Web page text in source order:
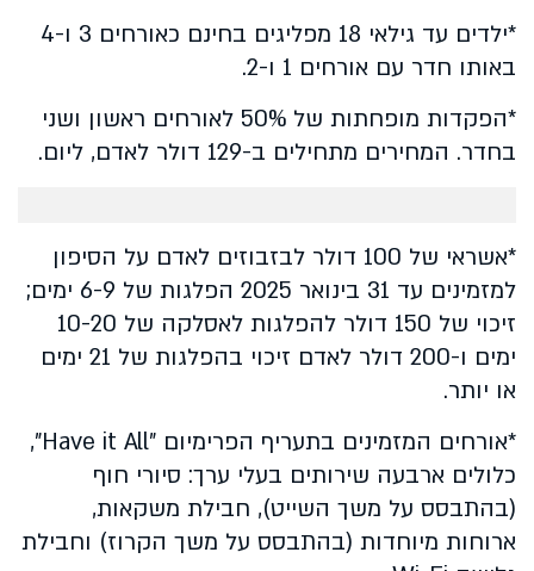
*ילדים עד גילאי 18 מפליגים בחינם כאורחים 3 ו-4
באותו חדר עם אורחים 1 ו-2.
*הפקדות מופחתות של 50% לאורחים ראשון ושני
בחדר. המחירים מתחילים ב-129 דולר לאדם, ליום.
*אשראי של 100 דולר לבזבוזים לאדם על הסיפון
למזמינים עד 31 בינואר 2025 הפלגות של 6-9 ימים;
זיכוי של 150 דולר להפלגות לאסלקה של 10-20
ימים ו-200 דולר לאדם זיכוי בהפלגות של 21 ימים
או יותר.
*אורחים המזמינים בתעריף הפרימיום "Have it All",
כלולים ארבעה שירותים בעלי ערך: סיורי חוף
(בהתבסס על משך השייט), חבילת משקאות,
ארוחות מיוחדות (בהתבסס על משך הקרוז) וחבילת